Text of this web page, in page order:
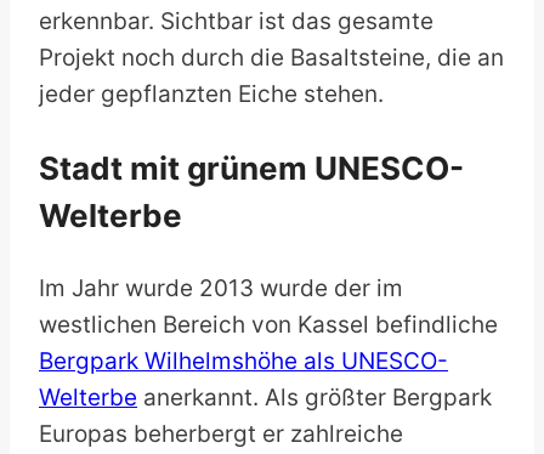
erkennbar. Sichtbar ist das gesamte
Projekt noch durch die Basaltsteine, die an
jeder gepflanzten Eiche stehen.
Stadt mit grünem UNESCO-
Welterbe
Im Jahr wurde 2013 wurde der im
westlichen Bereich von Kassel befindliche
Bergpark Wilhelmshöhe als UNESCO-
Welterbe anerkannt. Als größter Bergpark
Europas beherbergt er zahlreiche